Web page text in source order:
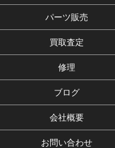
パーツ販売
買取査定
修理
ブログ
会社概要
お問い合わせ